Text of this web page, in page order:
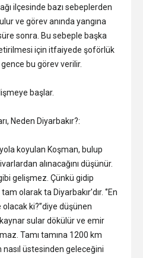
ilçesinde bazı sebeplerden
ve görev anında yangına
sonra. Bu sebeple başka
için itfaiyede şoförlük
bu görev verilir.
başlar.
Neden Diyarbakır?:
koyulan Koşman, bulup
alınacağını düşünür.
gelişmez. Çünkü gidip
olarak ta Diyarbakır’dır. ‘’En
ki?’’diye düşünen
kaynar sular dökülür ve emir
Tamı tamına 1200 km
üstesinden geleceğini